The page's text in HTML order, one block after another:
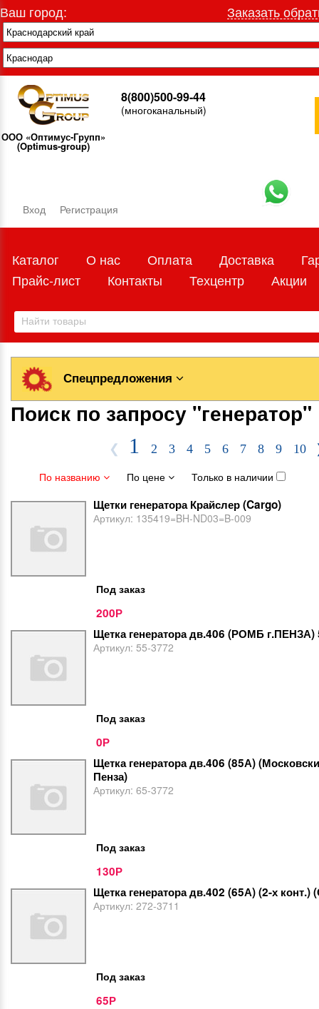
Ваш город: Заказать
ООО «Оптимус-Групп»
(Optimus-group)
8(800)500-99-44
(многоканальный)
Вход Регистрация
Каталог О нас Оплата Доставка
Прайс-лист
Контакты Техцентр Акции
Спецпредложения
Поиск по запросу "генератор"
❮ 1 2 3 4 5 6 7 8 9 10
По названию
По цене Только в наличии
Щетки генератора Крайслер (Cargo)
Артикул: 135419=BH-ND03=B-009
Под заказ
200Р
Щетка генератора дв.406 (РОМБ г.ПЕНЗА)
Артикул: 55-3772
Под заказ
0Р
Щетка генератора дв.406 (85А)
Пенза)
Артикул: 65-3772
Под заказ
130Р
Щетка генератора дв.402 (65А) (2-х конт.)
Артикул: 272-3711
Под заказ
65Р